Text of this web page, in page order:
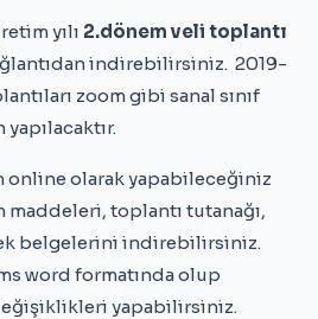
yılı 2.dönem veli toplantı
indirebilirsiniz. 2019-
zoom gibi sanal sınıf
online olarak yapabileceğiniz
maddeleri, toplantı tutanağı,
ek belgelerini indirebilirsiniz.
word formatında olup
yapabilirsiniz.